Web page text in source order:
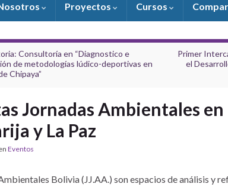
Proyectos Cursos
Consultoría en “Diagnostico e
de metodologías lúdico-deportivas en
Chipaya”
Primer
el
Jornadas Ambientales en
y La Paz
Eventos
Bolivia (JJ.AA.) son espacios de análisis y